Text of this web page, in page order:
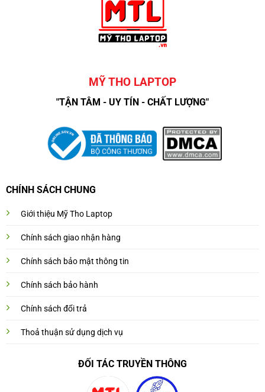
MỸ THO LAPTOP
"TẬN TÂM - UY TÍN - CHẤT LƯỢNG"
CHÍNH SÁCH CHUNG
Giới thiệu Mỹ Tho Laptop
Chính sách giao nhận hàng
Chính sách bảo mật thông tin
Chính sách bảo hành
Chính sách đổi trả
Thoả thuận sử dụng dịch vụ
ĐỐI TÁC TRUYỀN THÔNG